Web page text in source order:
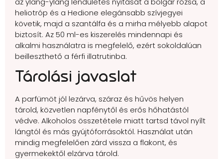
heliotróp és a Hedione elegánsabb szívjegyei
követik, majd a szantálfa és a mirha mélyebb alapot
biztosít. Az 50 ml-es kiszerelés mindennapi és
alkalmi használatra is megfelelő, ezért sokoldalúan
beilleszthető a férfi illatrutinba.
Tárolási javaslat
A parfümöt jól lezárva, száraz és hűvös helyen
tárold, közvetlen napfénytől és erős hőhatástól
védve. Alkoholos összetétele miatt tartsd távol nyílt
lángtól és más gyújtóforrásoktól. Használat után
mindig megfelelően zárd vissza a flakont, és
gyermekektől elzárva tárold.